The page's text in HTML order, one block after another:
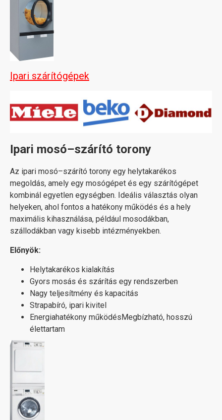
Ipari szárítógépek
Ipari mosó–szárító torony
Az ipari mosó–szárító torony egy helytakarékos
megoldás, amely egy mosógépet és egy szárítógépet
kombinál egyetlen egységben. Ideális választás olyan
helyeken, ahol fontos a hatékony működés és a hely
maximális kihasználása, például mosodákban,
szállodákban vagy kisebb intézményekben.
Előnyök:
Helytakarékos kialakítás
Gyors mosás és szárítás egy rendszerben
Nagy teljesítmény és kapacitás
Strapabíró, ipari kivitel
Energiahatékony működésMegbízható, hosszú
élettartam